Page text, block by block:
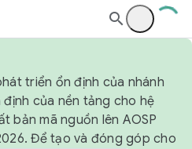
triển ổn định của nhánh
của nền tảng cho hệ
bản mã nguồn lên AOSP
Để tạo và đóng góp cho